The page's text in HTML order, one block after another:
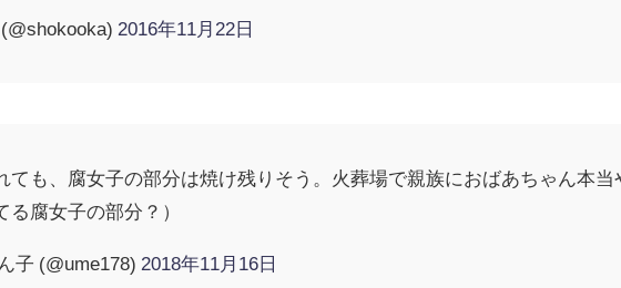
2016年11月22日
ても、腐女子の部分は焼け残りそう。火葬場で親族におばあちゃん本
る腐女子の部分？）
子 (@ume178) 2018年11月16日